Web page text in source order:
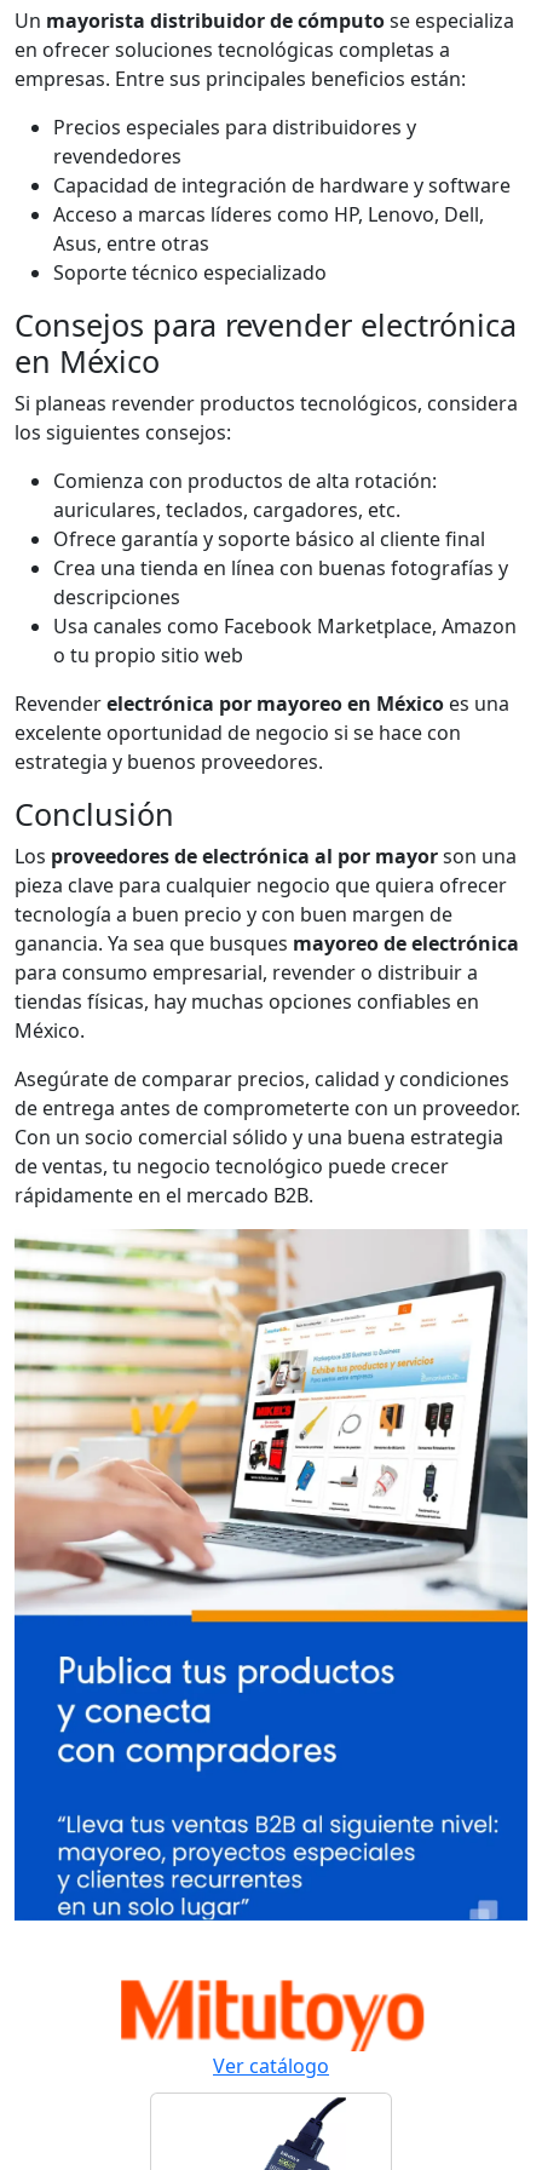
Un mayorista distribuidor de cómputose especializa
en ofrecer soluciones tecnológicas completas a
empresas. Entre sus principales beneficios están:
Precios especiales para distribuidores y
revendedores
Capacidad de integración de hardware y software
Acceso a marcas líderes como HP, Lenovo, Dell,
Asus, entre otras
Soporte técnico especializado
Consejos para revender electrónica
en México
Si planeas revender productos tecnológicos, considera
los siguientes consejos:
Comienza con productos de alta rotación:
auriculares, teclados, cargadores, etc.
Ofrece garantía y soporte básico al cliente final
Crea una tienda en línea con buenas fotografías y
descripciones
Usa canales como Facebook Marketplace, Amazon
o tu propio sitio web
Revenderelectrónica por mayoreo en México es una
excelente oportunidad de negocio si se hace con
estrategia y buenos proveedores.
Conclusión
Los proveedores de electrónica al por mayorson una
pieza clave para cualquier negocio que quiera ofrecer
tecnología a buen precio y con buen margen de
ganancia. Ya sea que busques mayoreo de electrónica
para consumo empresarial, revender o distribuir a
tiendas físicas, hay muchas opciones confiables en
México.
Asegúrate de comparar precios, calidad y condiciones
de entrega antes de comprometerte con un proveedor.
Con un socio comercial sólido y una buena estrategia
de ventas, tu negocio tecnológico puede crecer
rápidamente en el mercado B2B.
Ver catálogo